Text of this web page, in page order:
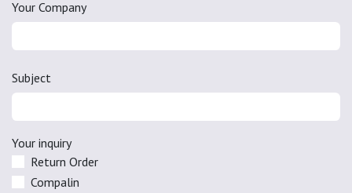
Your Company
Subject
Your inquiry
Return Order
Compalin